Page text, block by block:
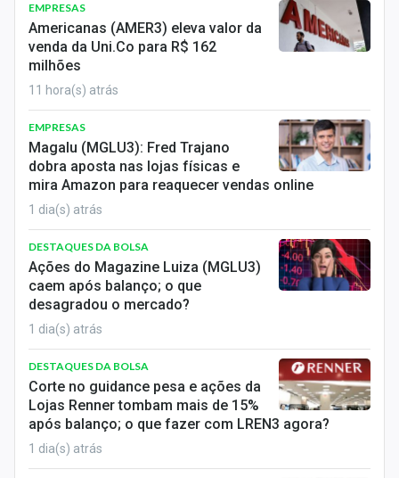
Economia
Empresas
Brasil
Política
Colunas
Especiais
Internacional
Marketing
Tecnologia
Conteúdo de Marca
Sobre
Expediente
EMPRESAS
Americanas (AMER3) eleva valor da
venda da Uni.Co para R$ 162
milhões
11 hora(s) atrás
EMPRESAS
Magalu (MGLU3): Fred Trajano
dobra aposta nas lojas físicas e
mira Amazon para reaquecer vendas online
1 dia(s) atrás
DESTAQUES DA BOLSA
Ações do Magazine Luiza (MGLU3)
caem após balanço; o que
desagradou o mercado?
1 dia(s) atrás
DESTAQUES DA BOLSA
Corte no guidance pesa e ações da
Lojas Renner tombam mais de 15%
após balanço; o que fazer com LREN3 agora?
1 dia(s) atrás